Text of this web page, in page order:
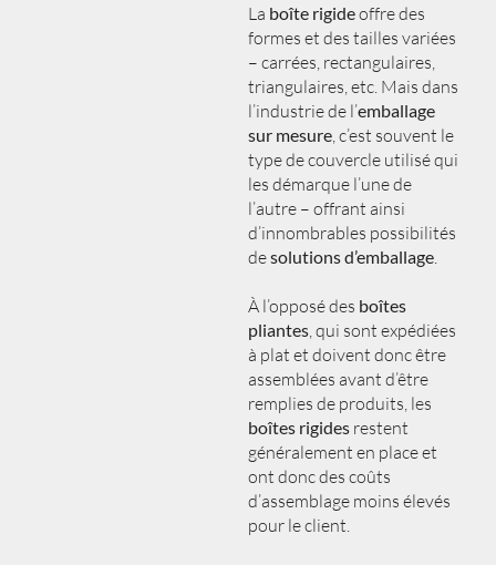
La boîte rigideoffre des
formes et des tailles variées
– carrées, rectangulaires,
triangulaires, etc. Mais dans
l’industrie de l’emballage
sur mesure , c’est souvent le
type de couvercle utilisé qui
les démarque l’une de
l’autre – offrant ainsi
d’innombrables possibilités
desolutions d’emballage
À l’opposé des boîtes
pliantes , qui sont expédiées
à plat et doivent donc être
assemblées avant d’être
remplies de produits, les
boîtes rigides restent
généralement en place et
ont donc des coûts
d’assemblage moins élevés
pour le client.